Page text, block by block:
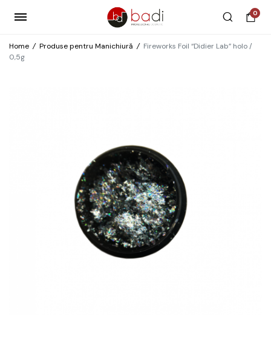
0
Home / Produse pentru Manichiură / Fireworks Foil “Didier Lab” holo /
0,5g